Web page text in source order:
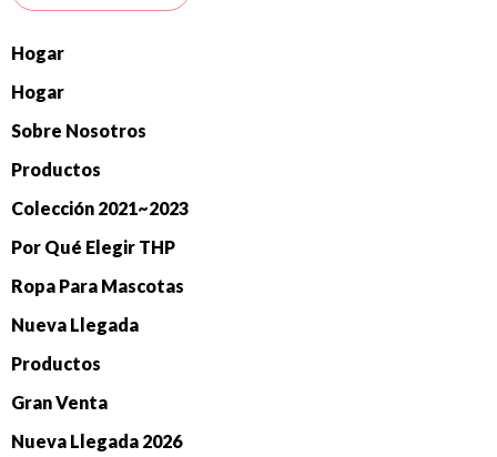
Hogar
Hogar
Sobre Nosotros
Productos
Colección 2021~2023
Por Qué Elegir THP
Ropa Para Mascotas
Nueva Llegada
Productos
Gran Venta
Nueva Llegada 2026